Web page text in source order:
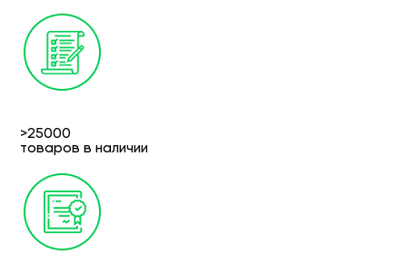
>25000
товаров в наличии